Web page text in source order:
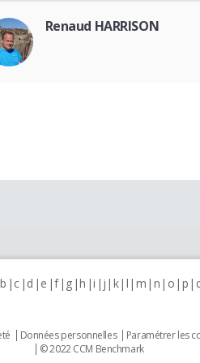
Renaud HARRISON
b c d e f g h i j k l m n o p
Données personnelles Paramétrer les
© 2022 CCM Benchmark